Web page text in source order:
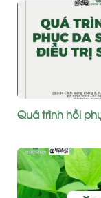
Quá trình hồi